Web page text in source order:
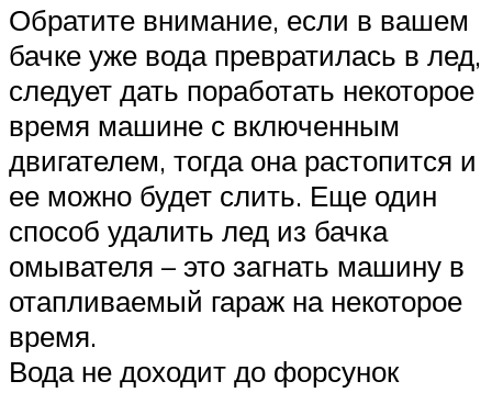
Обратите внимание, если в вашем
бачке уже вода превратилась в лед,
следует дать поработать некоторое
время машине с включенным
двигателем, тогда она растопится и
ее можно будет слить. Еще один
способ удалить лед из бачка
омывателя – это загнать машину в
отапливаемый гараж на некоторое
время.
Вода не доходит до форсунок